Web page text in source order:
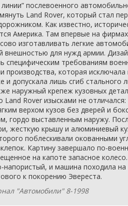
послевоенного
Land Rover, который стал
Как известно,
Америка. Там впервые на
изготавливать легкие
внешностью для нужд армии.
специфическим требованиям
производства, которая исключала
допускала лишь сгиб стального
наружный крепеж кузовных
Land Rover изысками не отличался:
верхом кузов без дверей и
гордо выставленным наружу.
жесткую крышу и алюминиевый
поблескивали окованными
Картину завершало по-
на капоте запасное
и машина походила на
к покорению Эвереста.
"Автомобили" 8-1998